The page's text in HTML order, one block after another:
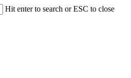
Hit enter to search or ESC to close